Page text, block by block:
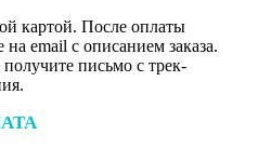
картой. После оплаты
email с описанием заказа.
письмо с трек-